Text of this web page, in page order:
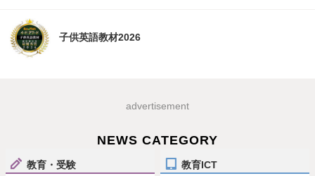
子供英語教材2026
advertisement
NEWS CATEGORY
教育・受験 教育ICT